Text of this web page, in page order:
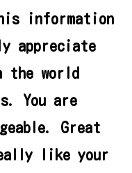
information
appreciate
the world
You are
Great
like your